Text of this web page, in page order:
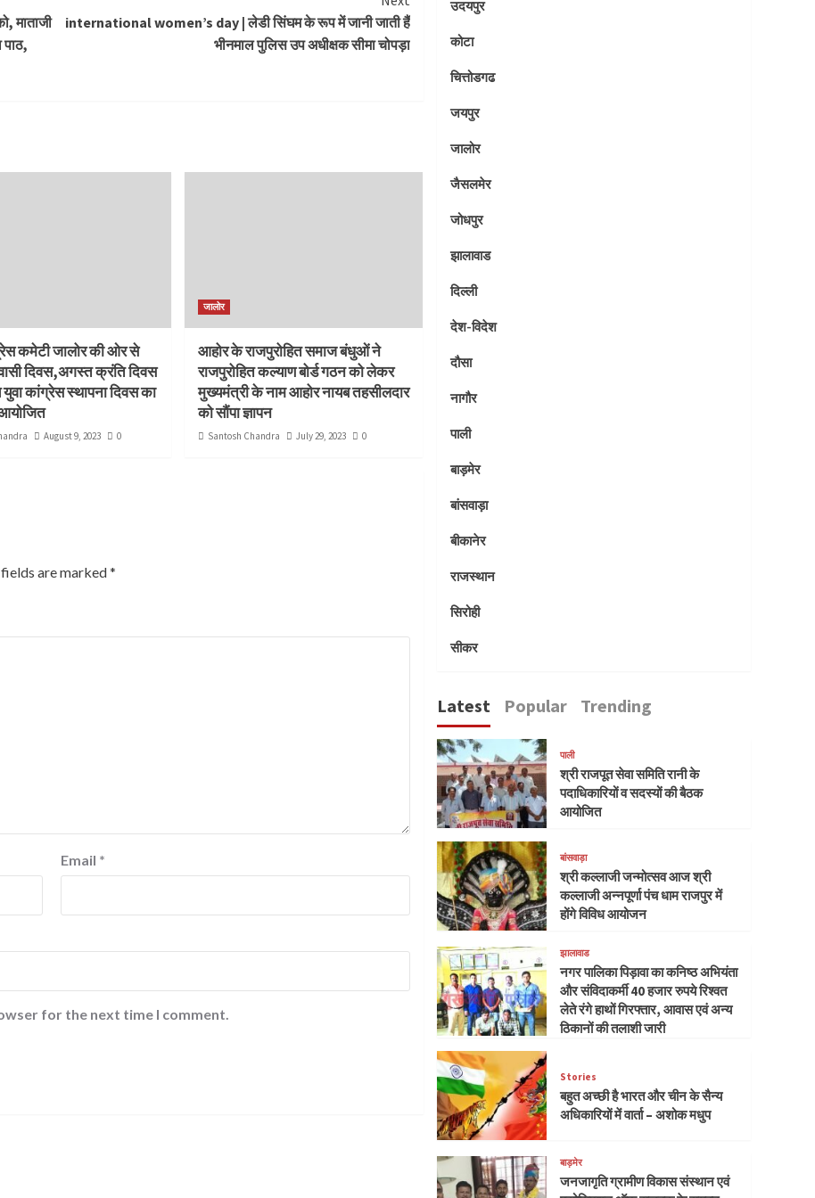
माताजी
पाठ,
international women’s day | लेडी सिंघम के रूप में जानी जाती हैं
भीनमाल पुलिस उप अधीक्षक सीमा चोपड़ा
कमेटी जालोर की ओर से
दिवस,अगस्त क्रंति दिवस
युवा कांग्रेस स्थापना दिवस का
August 9, 2023 0
जालोर
आहोर के राजपुरोहित समाज बंधुओं ने
राजपुरोहित कल्याण बोर्ड गठन को लेकर
मुख्यमंत्री के नाम आहोर नायब तहसीलदार
को सौंपा ज्ञापन
Santosh Chandra July 29, 2023 0
are marked*
Email *
for the next time I comment.
उदयपुर
कोटा
चित्तोडगढ
जयपुर
जालोर
जैसलमेर
जोधपुर
झालावाड
दिल्ली
देश-विदेश
दौसा
नागौर
पाली
बाड़मेर
बांसवाड़ा
बीकानेर
राजस्थान
सिरोही
सीकर
Latest Popular Trending
पाली
श्री राजपूत सेवा समिति रानी के
पदाधिकारियों व सदस्यों की बैठक
आयोजित
बांसवाड़ा
श्री कल्लाजी जन्मोत्सव आज श्री
कल्लाजी अन्नपूर्णा पंच धाम राजपुर में
होंगे विविध आयोजन
झालावाड
नगर पालिका पिड़ावा का कनिष्ठ अभियंता
और संविदाकर्मी 40 हजार रुपये रिश्वत
लेते रंगे हाथों गिरफ्तार, आवास एवं अन्य
ठिकानों की तलाशी जारी
Stories
बहुत अच्छी है भारत और चीन के सैन्य
अधिकारियों में वार्ता – अशोक मधुप
बाड़मेर
जनजागृति ग्रामीण विकास संस्थान एवं